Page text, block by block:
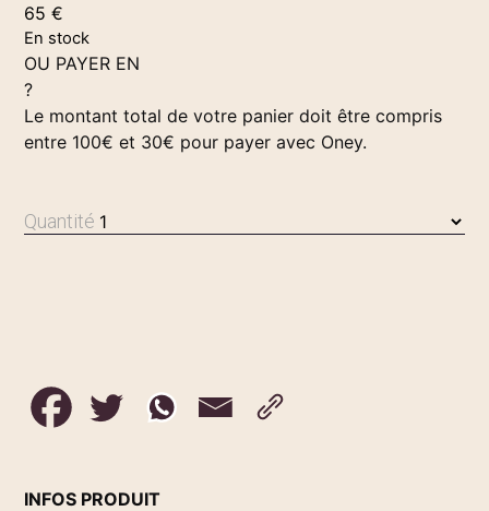
65€
En stock
OU PAYER EN
?
Le montant total de votre panier doit être compris
entre 100€ et 30€ pour payer avec Oney.
Quantité
INFOS PRODUIT